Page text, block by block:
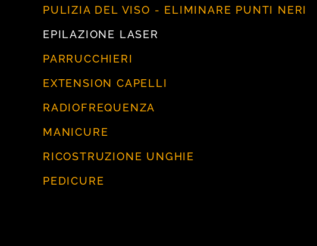
PULIZIA DEL VISO - ELIMINARE PUNTI NERI
EPILAZIONE LASER
PARRUCCHIERI
EXTENSION CAPELLI
RADIOFREQUENZA
MANICURE
RICOSTRUZIONE UNGHIE
PEDICURE